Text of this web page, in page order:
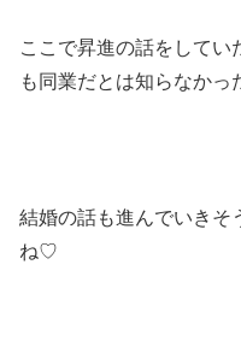
ここで昇進の話をしてい
も同業だとは知らなかっ
結婚の話も進んでいきそ
ね♡